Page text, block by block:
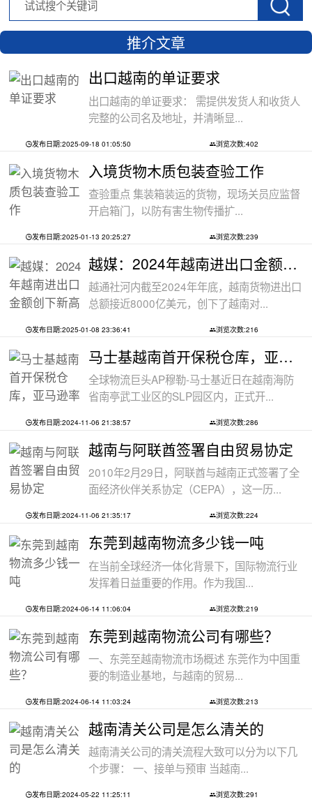
推介文章
出口越南的单证要求
出口越南的单证要求： 需提供发货人和收货人
完整的公司名及地址，并清晰显...
发布日期:2025-09-18 01:05:50 浏览次数:402
入境货物木质包装查验工作
查验重点 集装箱装运的货物，现场关员应监督
开启箱门，以防有害生物传播扩...
发布日期:2025-01-13 20:25:27 浏览次数:239
越媒：2024年越南进出口金额创下新高纪录
越通社河内截至2024年年底，越南货物进出口
总额接近8000亿美元，创下了越南对...
发布日期:2025-01-08 23:36:41 浏览次数:216
马士基越南首开保税仓库，亚马逊率先入
全球物流巨头AP穆勒-马士基近日在越南海防
省南亭武工业区的SLP园区内，正式开...
发布日期:2024-11-06 21:38:57 浏览次数:286
越南与阿联酋签署自由贸易协定
2010年2月29日，阿联酋与越南正式签署了全
面经济伙伴关系协定（CEPA），这一历...
发布日期:2024-11-06 21:35:17 浏览次数:224
东莞到越南物流多少钱一吨
在当前全球经济一体化背景下，国际物流行业
发挥着日益重要的作用。作为我国...
发布日期:2024-06-14 11:06:04 浏览次数:219
东莞到越南物流公司有哪些？
一、东莞至越南物流市场概述 东莞作为中国重
要的制造业基地，与越南的贸易...
发布日期:2024-06-14 11:03:24 浏览次数:213
越南清关公司是怎么清关的
越南清关公司的清关流程大致可以分为以下几
个步骤： 一、接单与预审 当越南...
发布日期:2024-05-22 11:25:11 浏览次数:291